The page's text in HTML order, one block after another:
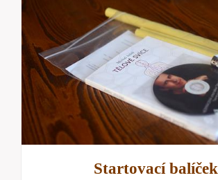
Startovací balíček